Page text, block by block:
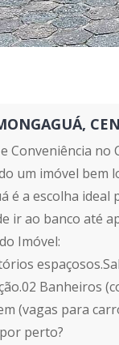
Conveniência no
um imóvel bem
é a escolha ideal
ir ao banco até
Imóvel:
Banheiros
(vagas para
perto?